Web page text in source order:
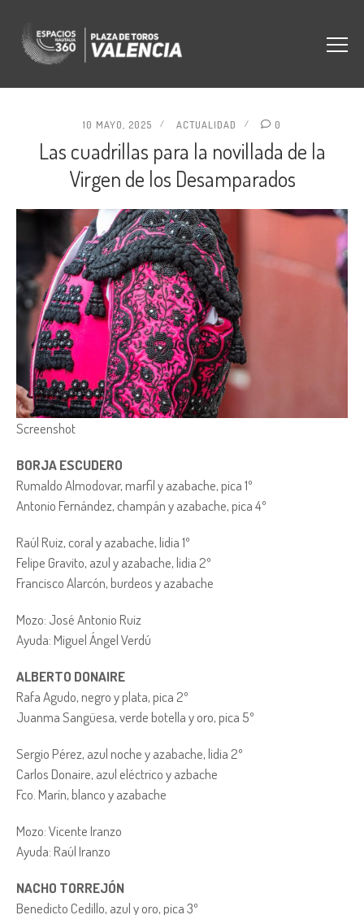
10 MAYO, 2025 ACTUALIDAD 0
Las cuadrillas para la novillada de la
Virgen de los Desamparados
Screenshot
BORJA ESCUDERO
Rumaldo Almodovar, marfil y azabache, pica 1º
Antonio Fernández, champán y azabache, pica 4º
Raúl Ruiz, coral y azabache, lidia 1º
Felipe Gravito, azul y azabache, lidia 2º
Francisco Alarcón, burdeos y azabache
Mozo: José Antonio Ruiz
Ayuda: Miguel Ángel Verdú
ALBERTO DONAIRE
Rafa Agudo, negro y plata, pica 2º
Juanma Sangüesa, verde botella y oro, pica 5º
Sergio Pérez, azul noche y azabache, lidia 2º
Carlos Donaire, azul eléctrico y azbache
Fco. Marín, blanco y azabache
Mozo: Vicente Iranzo
Ayuda: Raúl Iranzo
NACHO TORREJÓN
Benedicto Cedillo, azul y oro, pica 3º